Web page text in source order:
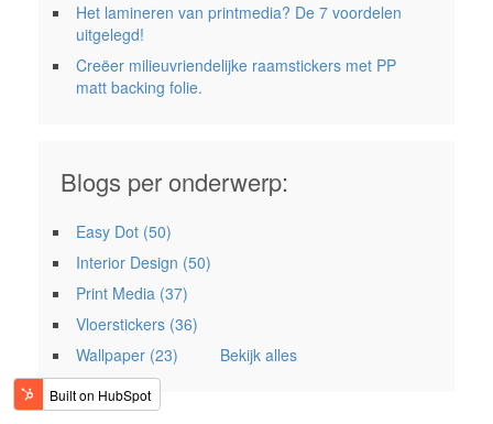
Het lamineren van printmedia? De 7 voordelen
uitgelegd!
Creëer milieuvriendelijke raamstickers met PP
matt backing folie.
Blogs per onderwerp:
Easy Dot (50)
Interior Design (50)
Print Media (37)
Vloerstickers (36)
Wallpaper (23) Bekijk alles